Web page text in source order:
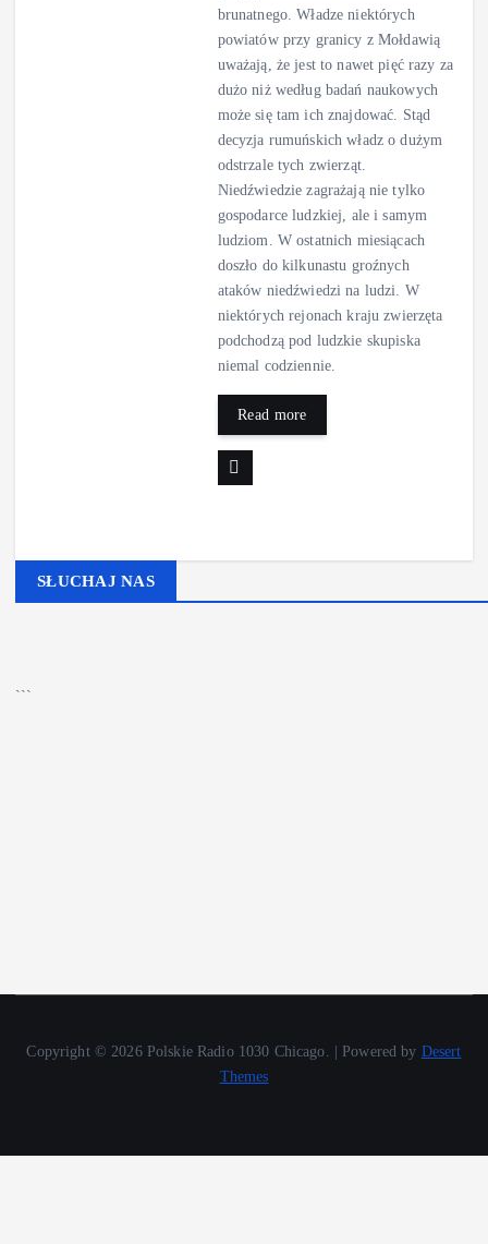
brunatnego. Władze niektórych
powiatów przy granicy z Mołdawią
uważają, że jest to nawet pięć razy za
dużo niż według badań naukowych
może się tam ich znajdować. Stąd
decyzja rumuńskich władz o dużym
odstrzale tych zwierząt.
Niedźwiedzie zagrażają nie tylko
gospodarce ludzkiej, ale i samym
ludziom. W ostatnich miesiącach
doszło do kilkunastu groźnych
ataków niedźwiedzi na ludzi. W
niektórych rejonach kraju zwierzęta
podchodzą pod ludzkie skupiska
niemal codziennie.
Read more
SŁUCHAJ NAS
```
Copyright © 2026 Polskie Radio 1030 Chicago. | Powered by Desert
Themes